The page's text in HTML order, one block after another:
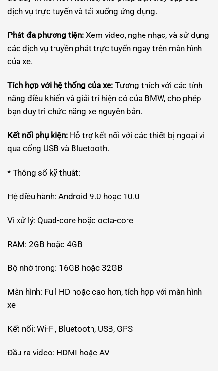
dịch vụ trực tuyến và tải xuống ứng dụng.
Phát đa phương tiện: Xem video, nghe nhạc, và sử dụng
các dịch vụ truyền phát trực tuyến ngay trên màn hình
của xe.
Tích hợp với hệ thống của xe: Tương thích với các tính
năng điều khiển và giải trí hiện có của BMW, cho phép
bạn duy trì chức năng xe nguyên bản.
Kết nối phụ kiện: Hỗ trợ kết nối với các thiết bị ngoại vi
qua cổng USB và Bluetooth.
* Thông số kỹ thuật:
Hệ điều hành: Android 9.0 hoặc 10.0
Vi xử lý: Quad-core hoặc octa-core
RAM: 2GB hoặc 4GB
Bộ nhớ trong: 16GB hoặc 32GB
Màn hình: Full HD hoặc cao hơn, tích hợp với màn hình
xe
Kết nối: Wi-Fi, Bluetooth, USB, GPS
Đầu ra video: HDMI hoặc AV